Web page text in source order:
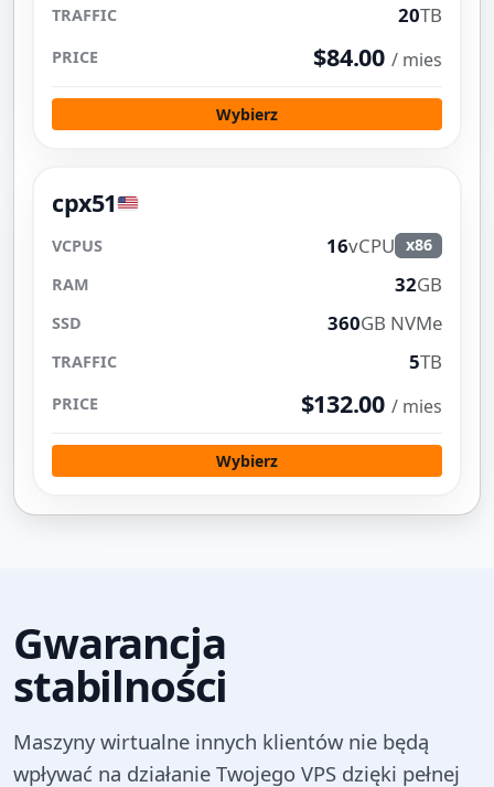
20TB
$84.00 / mies
Wybierz
cpx51
16vCPU x86
32GB
360GB NVMe
5TB
$132.00 / mies
Wybierz
Gwarancja
stabilności
Maszyny wirtualne innych klientów nie będą
wpływać na działanie Twojego VPS dzięki pełnej